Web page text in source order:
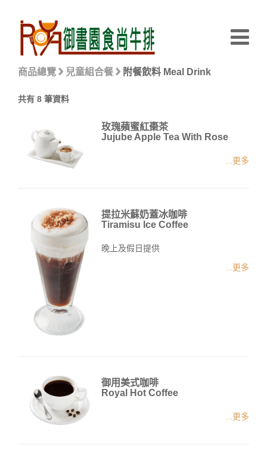
商品總覽 兒童組合餐 附餐飲料 Meal Drink
共有 8 筆資料
玫瑰蘋蜜紅棗茶
Jujube Apple Tea With Rose
...更多
提拉米蘇奶蓋冰咖啡
Tiramisu Ice Coffee
晚上及假日提供
...更多
御用美式咖啡
Royal Hot Coffee
...更多